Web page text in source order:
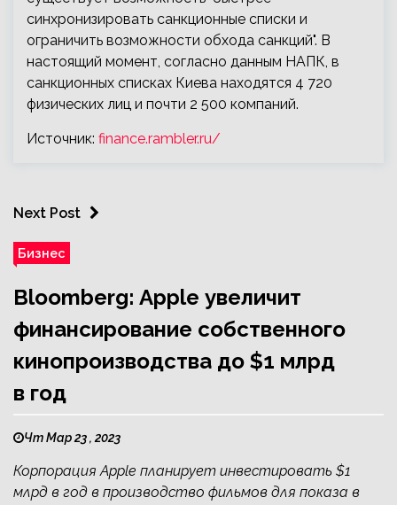
синхронизировать санкционные списки и
ограничить возможности обхода санкций". В
настоящий момент, согласно данным НАПК, в
санкционных списках Киева находятся 4 720
физических лиц и почти 2 500 компаний.
Источник: finance.rambler.ru/
Next Post
Бизнес
Bloomberg: Apple увеличит
финансирование собственного
кинопроизводства до $1 млрд
в год
Чт Мар 23 , 2023
Корпорация Apple планирует инвестировать $1
млрд в год в производство фильмов для показа в